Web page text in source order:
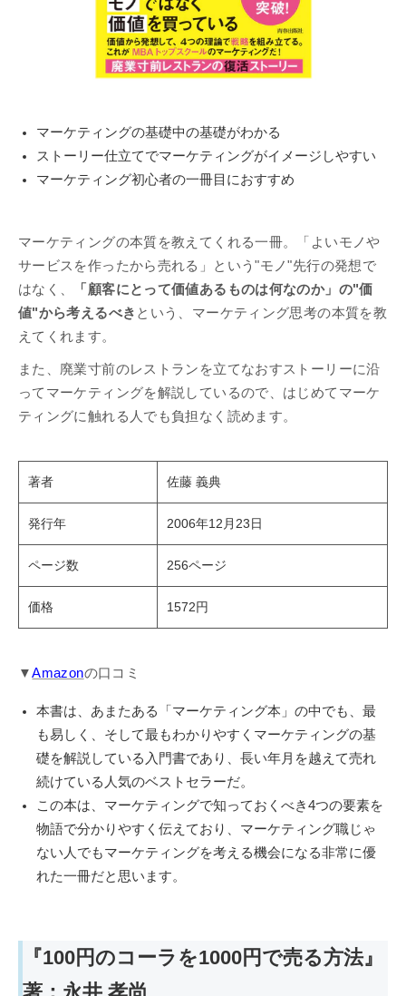
マーケティングの基礎中の基礎がわかる
ストーリー仕立てでマーケティングがイメージしやすい
マーケティング初心者の一冊目におすすめ
マーケティングの本質を教えてくれる一冊。「よいモノや
サービスを作ったから売れる」という"モノ"先行の発想で
はなく、
「顧客にとって価値あるものは何なのか」の"価
値"から考えるべき という、マーケティング思考の本質を教
えてくれます。
また、廃業寸前のレストランを立てなおすストーリーに沿
ってマーケティングを解説しているので、はじめてマーケ
ティングに触れる人でも負担なく読めます。
著者 佐藤 義典
発行年 2006年12月23日
ページ数 256ページ
価格 1572円
▼Amazonの口コミ
本書は、あまたある「マーケティング本」の中でも、最
も易しく、そして最もわかりやすくマーケティングの基
礎を解説している入門書であり、長い年月を越えて売れ
続けている人気のベストセラーだ。
この本は、マーケティングで知っておくべき4つの要素を
物語で分かりやすく伝えており、マーケティング職じゃ
ない人でもマーケティングを考える機会になる非常に優
れた一冊だと思います。
『100円のコーラを1000円で売る方法』